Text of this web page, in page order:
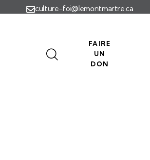
culture-foi@lemontmartre.ca
FAIRE
UN
DON